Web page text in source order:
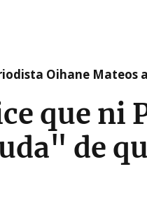
Oihane Mateos
que ni
de